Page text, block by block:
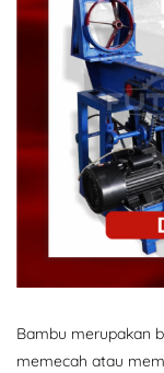
Bambu merupakan
memecah atau